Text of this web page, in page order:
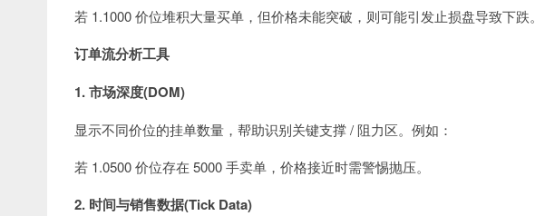
若 1.1000 价位堆积大量买单，但价格未能突破，则可能引发止损盘导致下跌。
订单流分析工具
1. 市场深度(DOM)
显示不同价位的挂单数量，帮助识别关键支撑 / 阻力区。例如：
若 1.0500 价位存在 5000 手卖单，价格接近时需警惕抛压。
2. 时间与销售数据(Tick Data)